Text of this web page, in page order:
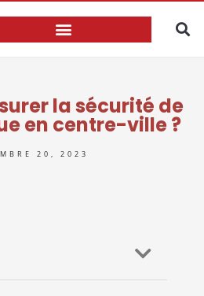
la sécurité de
en centre-ville ?
20, 2023